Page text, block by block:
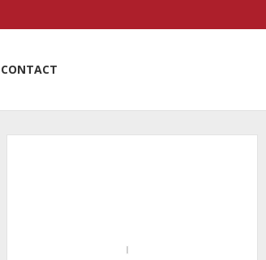
CONTACT